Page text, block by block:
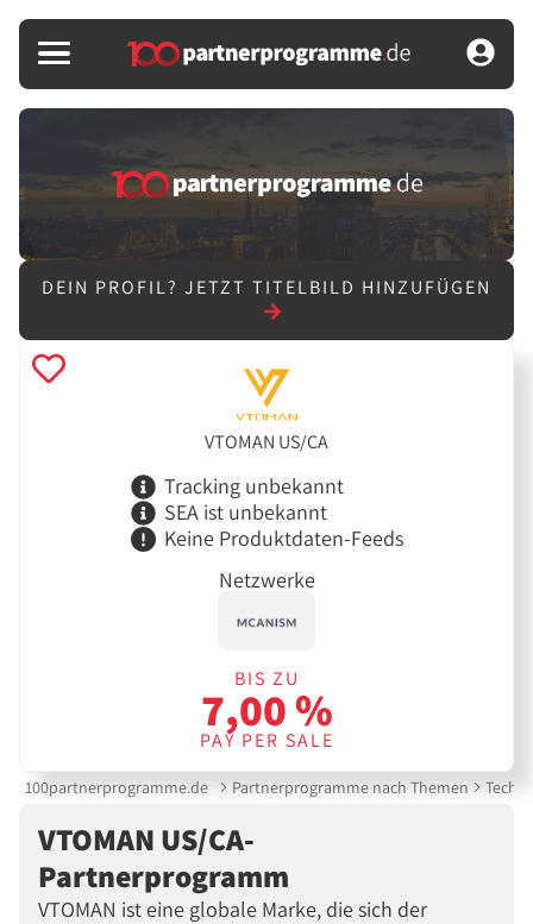
DEIN PROFIL? JETZT TITELBILD HINZUFÜGEN
VTOMAN US/CA
Tracking unbekannt
SEA ist unbekannt
Keine Produktdaten-Feeds
Netzwerke
BIS ZU
7,00 %
PAY PER SALE
100partnerprogramme.de Partnerprogramme nach Themen
VTOMAN US/CA-
Partnerprogramm
VTOMAN ist eine globale Marke, die sich der